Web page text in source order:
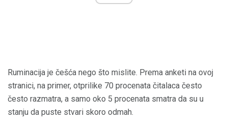
Ruminacija je češća nego što mislite. Prema anketi na ovoj
stranici, na primer, otprilike 70 procenata čitalaca često
često razmatra, a samo oko 5 procenata smatra da su u
stanju da puste stvari skoro odmah.